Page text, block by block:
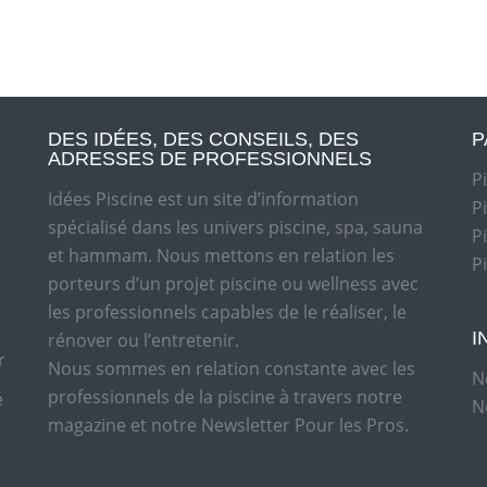
DES IDÉES, DES CONSEILS, DES
ADRESSES DE PROFESSIONNELS
Idées Piscine est un site d’information
spécialisé dans les univers piscine, spa, sauna
et hammam. Nous mettons en relation les
porteurs d’un projet piscine ou wellness avec
les professionnels capables de le réaliser, le
rénover ou l’entretenir.
Nous sommes en relation constante avec les
professionnels de la piscine à travers notre
magazine et notre Newsletter Pour les Pros.